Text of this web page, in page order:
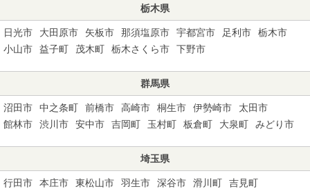
栃木県
日光市 大田原市 矢板市 那須塩原市 宇都宮市 足利市
栃木市
小山市
益子町 茂木町 栃木さくら市 下野市
群馬県
沼田市 中之条町 前橋市 高崎市 桐生市 伊勢崎市
太田市
館林市
渋川市 安中市 吉岡町 玉村町 板倉町 大泉町 みどり市
埼玉県
行田市 本庄市 東松山市 羽生市 深谷市 滑川町
吉見町